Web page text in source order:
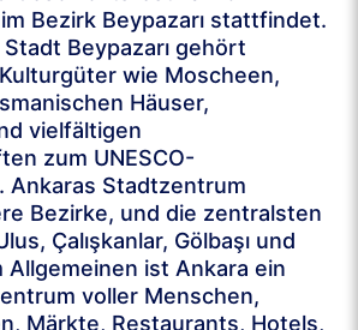
im Bezirk Beypazarı stattfindet.
Beypazarı gehört
wie Moscheen,
Häuser,
vielfältigen
zum UNESCO-
Ankaras Stadtzentrum
Bezirke, und die zentralsten
Çalışkanlar, Gölbaşı und
Allgemeinen ist Ankara ein
voller Menschen,
Märkte, Restaurants, Hotels,